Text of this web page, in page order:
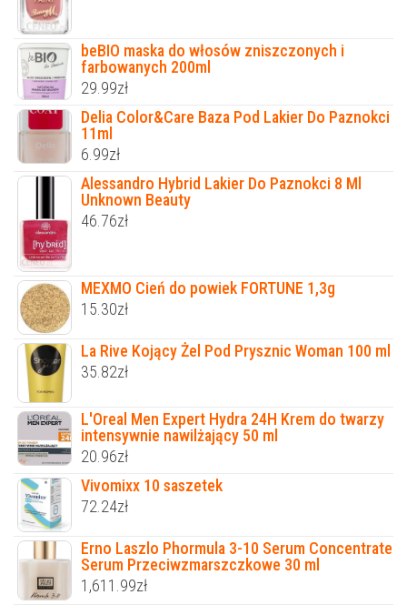
beBIO maska do włosów zniszczonych i
farbowanych 200ml
29.99zł
Delia Color&Care Baza Pod Lakier Do Paznokci
11ml
6.99zł
Alessandro Hybrid Lakier Do Paznokci 8 Ml
Unknown Beauty
46.76zł
MEXMO Cień do powiek FORTUNE 1,3g
15.30zł
La Rive Kojący Żel Pod Prysznic Woman 100 ml
35.82zł
L'Oreal Men Expert Hydra 24H Krem do twarzy
intensywnie nawilżający 50 ml
20.96zł
Vivomixx 10 saszetek
72.24zł
Erno Laszlo Phormula 3-10 Serum Concentrate
Serum Przeciwzmarszczkowe 30 ml
1,611.99zł